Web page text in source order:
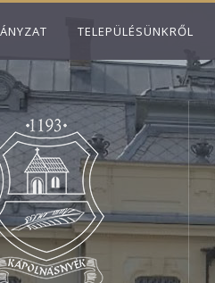
TELEPÜLÉSÜNKRŐL